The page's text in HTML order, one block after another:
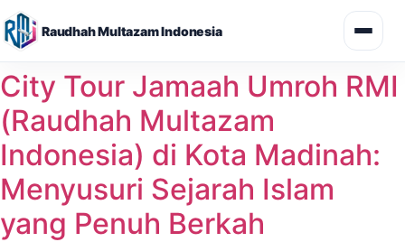
Raudhah Multazam Indonesia
Skip
to
content
City Tour Jamaah Umroh RMI
(Raudhah Multazam
Indonesia) di Kota Madinah:
Menyusuri Sejarah Islam
yang Penuh Berkah